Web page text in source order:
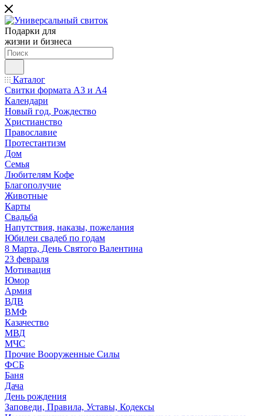
Подарки для
жизни и бизнеса
Каталог
Свитки формата А3 и А4
Календари
Новый год, Рождество
Христианство
Православие
Протестантизм
Дом
Семья
Любителям Кофе
Благополучие
Животные
Карты
Свадьба
Напутствия, наказы, пожелания
Юбилеи свадеб по годам
8 Марта, День Святого Валентина
23 февраля
Мотивация
Юмор
Армия
ВДВ
ВМФ
Казачество
МВД
МЧС
Прочие Вооруженные Силы
ФСБ
Баня
Дача
День рождения
Заповеди, Правила, Уставы, Кодексы